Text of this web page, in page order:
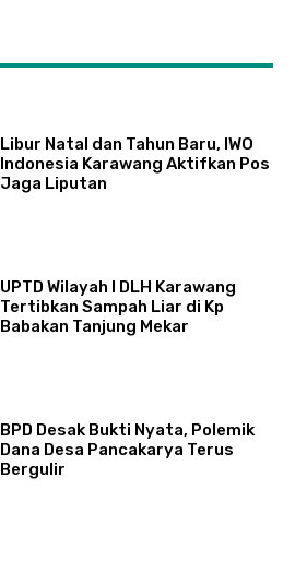
Libur Natal dan Tahun Baru, IWO
Indonesia Karawang Aktifkan Pos
Jaga Liputan
UPTD Wilayah I DLH Karawang
Tertibkan Sampah Liar di Kp
Babakan Tanjung Mekar
BPD Desak Bukti Nyata, Polemik
Dana Desa Pancakarya Terus
Bergulir